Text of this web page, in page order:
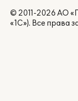
© 2011-2026 АО
«1С»). Все права